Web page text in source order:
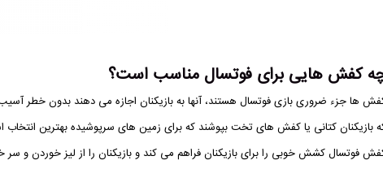
کفش هایی برای فوتسال مناسب است؟
ها جزء ضروری بازی فوتسال هستند، آنها به بازیکنان اجازه می دهند بدون خطر
بازیکنان کتانی یا کفش های تخت بپوشند که برای زمین های سرپوشیده بهترین
فوتسال کشش خوبی را برای بازیکنان فراهم می کند و بازیکنان را از لیز خوردن و